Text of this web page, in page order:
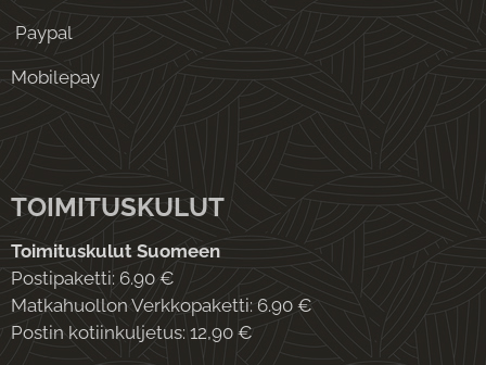
Paypal
Mobilepay
TOIMITUSKULUT
Toimituskulut Suomeen
Postipaketti: 6.90 €
Matkahuollon Verkkopaketti: 6.90 €
Postin kotiinkuljetus: 12,90 €